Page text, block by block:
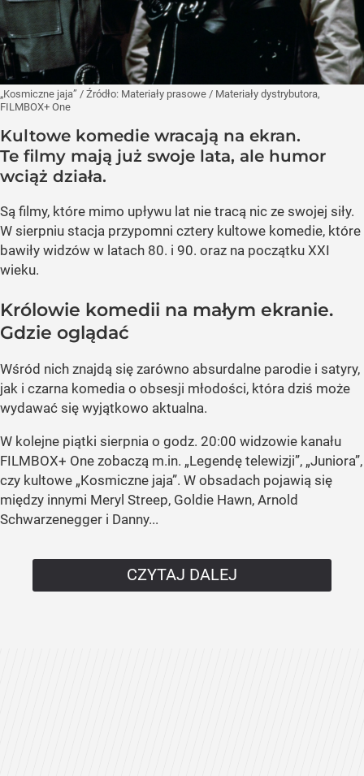
„Kosmiczne jaja” / Źródło: Materiały prasowe / Materiały dystrybutora,
FILMBOX+ One
Kultowe komedie wracają na ekran.
Te filmy mają już swoje lata, ale humor
wciąż działa.
Są filmy, które mimo upływu lat nie tracą nic ze swojej siły.
W sierpniu stacja przypomni cztery kultowe komedie, które
bawiły widzów w latach 80. i 90. oraz na początku XXI
wieku.
Królowie komedii na małym ekranie.
Gdzie oglądać
Wśród nich znajdą się zarówno absurdalne parodie i satyry,
jak i czarna komedia o obsesji młodości, która dziś może
wydawać się wyjątkowo aktualna.
W kolejne piątki sierpnia o godz. 20:00 widzowie kanału
FILMBOX+ One zobaczą m.in. „Legendę telewizji”, „Juniora”,
czy kultowe „Kosmiczne jaja”. W obsadach pojawią się
między innymi Meryl Streep, Goldie Hawn, Arnold
Schwarzenegger i Danny...
CZYTAJ DALEJ